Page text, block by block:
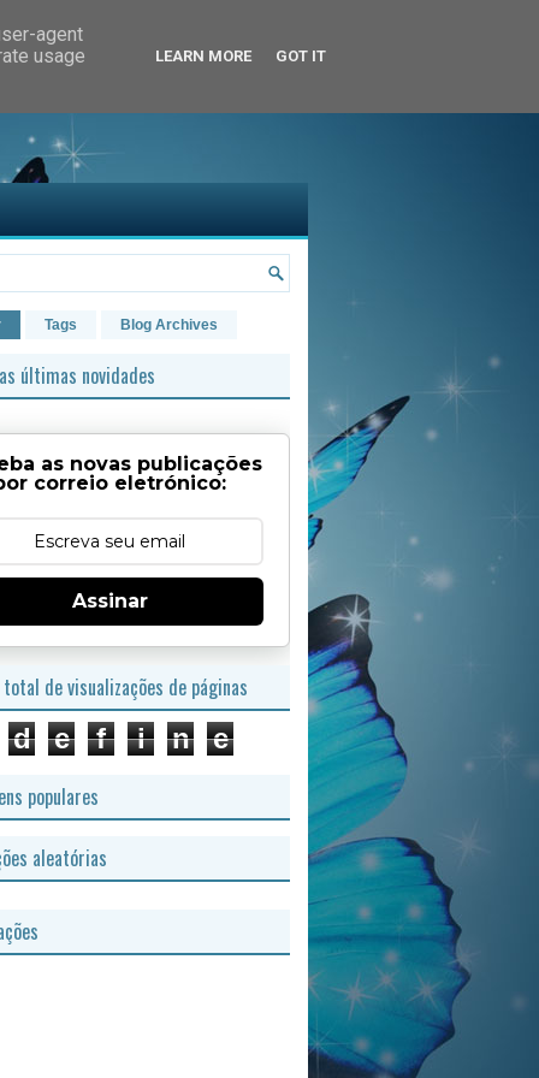
Tags Blog Archives
últimas novidades
as novas publicações
correio eletrónico:
Assinar
de visualizações de páginas
d e f i n e
populares
aleatórias
agent
usage
LEARN MORE GOT IT